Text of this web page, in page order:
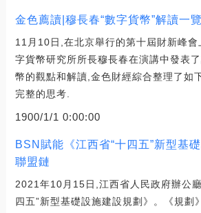
金色薦讀|穆長春“數字貨幣”解讀一
11月10日,在北京舉行的第十屆財新峰
字貨幣研究所所長穆長春在演講中發表
幣的觀點和解讀,金色財經綜合整理了如
完整的思考.
1900/1/1 0:00:00
BSN賦能《江西省“十四五”新型基
聯盟鏈
2021年10月15日,江西省人民政府辦公
四五”新型基礎設施建設規劃》。《規劃